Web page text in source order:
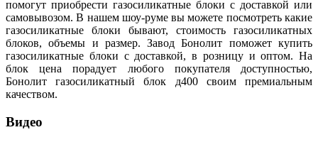
помогут приобрести газосиликатные блоки с доставкой или
самовывозом. В нашем шоу-руме вы можете посмотреть какие
газосиликатные блоки бывают, стоимость газосиликатных
блоков, объемы и размер. Завод Бонолит поможет купить
газосиликатные блоки с доставкой, в розницу и оптом. На
блок цена порадует любого покупателя доступностью,
Бонолит газосиликатный блок д400 своим премиальным
качеством.
Видео